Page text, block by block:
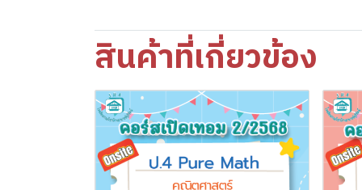
สินค้าที่เกี่ยวข้อง